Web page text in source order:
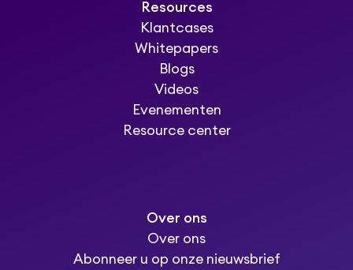
Resources
Klantcases
Whitepapers
Blogs
Videos
Evenementen
Resource center
Over ons
Over ons
Abonneer u op onze nieuwsbrief